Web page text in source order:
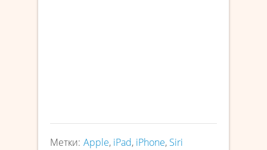
Метки: Apple, iPad, iPhone, Siri